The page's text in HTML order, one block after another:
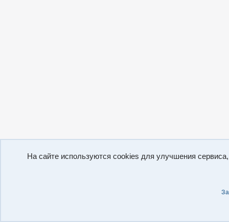
На сайте используются cookies для улучшения